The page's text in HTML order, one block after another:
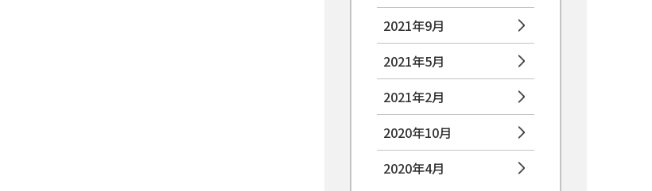
2021年9月
2021年5月
2021年2月
2020年10月
2020年4月